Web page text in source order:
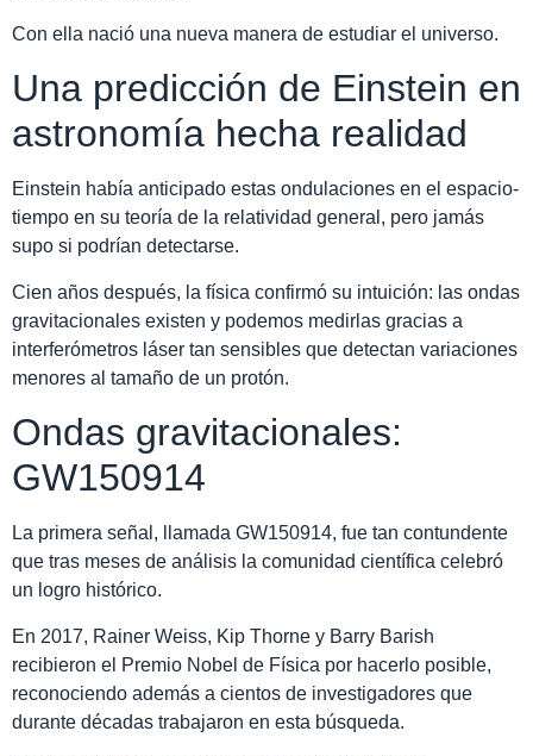
Con ella nació una nueva manera de estudiar el universo.
Una predicción de Einstein en
astronomía hecha realidad
Einstein había anticipado estas ondulaciones en el espacio-
tiempo en su teoría de la relatividad general, pero jamás
supo si podrían detectarse.
Cien años después, la física confirmó su intuición: las ondas
gravitacionales existen y podemos medirlas gracias a
interferómetros láser tan sensibles que detectan variaciones
menores al tamaño de un protón.
Ondas gravitacionales:
GW150914
La primera señal, llamada GW150914, fue tan contundente
que tras meses de análisis la comunidad científica celebró
un logro histórico.
En 2017, Rainer Weiss, Kip Thorne y Barry Barish
recibieron el Premio Nobel de Física por hacerlo posible,
reconociendo además a cientos de investigadores que
durante décadas trabajaron en esta búsqueda.